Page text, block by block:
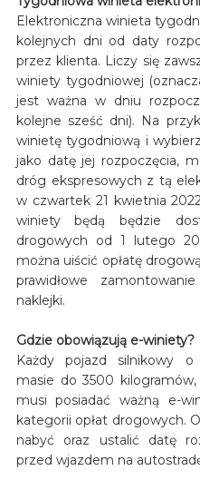
Elektroniczna winieta
kolejnych dni od daty
przez klienta. Liczy się
winiety tygodniowej
jest ważna w dniu
kolejne sześć dni). Na
winietę tygodniową i
jako datę jej rozpoczęcia,
dróg ekspresowych z tą
w czwartek 21 kwietnia
winiety będą będzie
drogowych od 1 lutego
można uiścić opłatę
prawidłowe
naklejki.
Gdzie obowiązują e-winiety?
Każdy pojazd silnikowy o
masie do 3500
musi posiadać ważną e-
kategorii opłat drogowych.
nabyć oraz ustalić datę
przed wjazdem na